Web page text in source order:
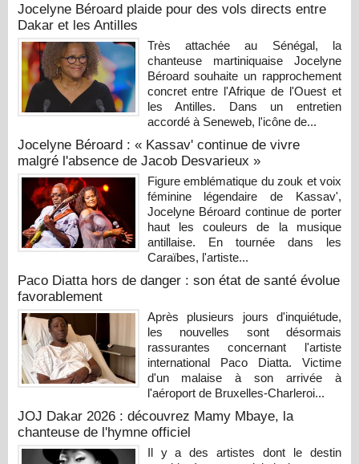
Jocelyne Béroard plaide pour des vols directs entre
Dakar et les Antilles
Très attachée au Sénégal, la
chanteuse martiniquaise Jocelyne
Béroard souhaite un rapprochement
concret entre l'Afrique de l'Ouest et
les Antilles. Dans un entretien
accordé à Seneweb, l'icône de...
Jocelyne Béroard : « Kassav' continue de vivre
malgré l'absence de Jacob Desvarieux »
Figure emblématique du zouk et voix
féminine légendaire de Kassav',
Jocelyne Béroard continue de porter
haut les couleurs de la musique
antillaise. En tournée dans les
Caraïbes, l'artiste...
Paco Diatta hors de danger : son état de santé évolue
favorablement
Après plusieurs jours d'inquiétude,
les nouvelles sont désormais
rassurantes concernant l'artiste
international Paco Diatta. Victime
d'un malaise à son arrivée à
l'aéroport de Bruxelles-Charleroi...
JOJ Dakar 2026 : découvrez Mamy Mbaye, la
chanteuse de l'hymne officiel
Il y a des artistes dont le destin